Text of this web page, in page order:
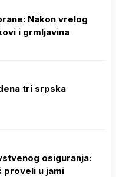
Nakon vrelog
i grmljavina
tri srpska
osiguranja:
proveli u jami